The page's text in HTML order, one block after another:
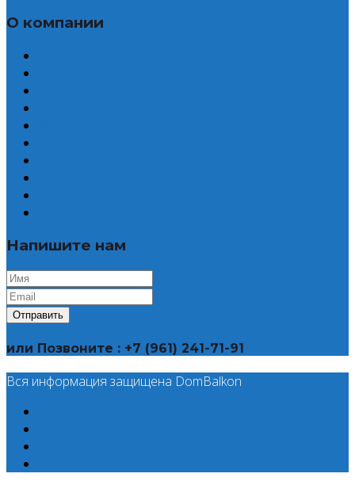
О компании
Напишите нам
Отправить
или Позвоните : +7 (961) 241-71-91
Вся информация защищена DomBalkon